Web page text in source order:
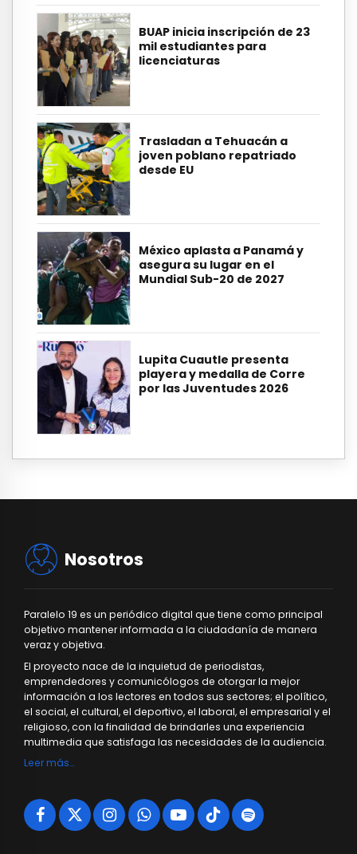
BUAP inicia inscripción de 23
mil estudiantes para
licenciaturas
Trasladan a Tehuacán a
joven poblano repatriado
desde EU
México aplasta a Panamá y
asegura su lugar en el
Mundial Sub-20 de 2027
Lupita Cuautle presenta
playera y medalla de Corre
por las Juventudes 2026
Nosotros
Paralelo 19 es un periódico digital que tiene como principal
objetivo mantener informada a la ciudadanía de manera
veraz y objetiva.
El proyecto nace de la inquietud de periodistas,
emprendedores y comunicólogos de otorgar la mejor
información a los lectores en todos sus sectores; el político,
el social, el cultural, el deportivo, el laboral, el empresarial y el
religioso, con la finalidad de brindarles una experiencia
multimedia que satisfaga las necesidades de la audiencia.
Leer más…